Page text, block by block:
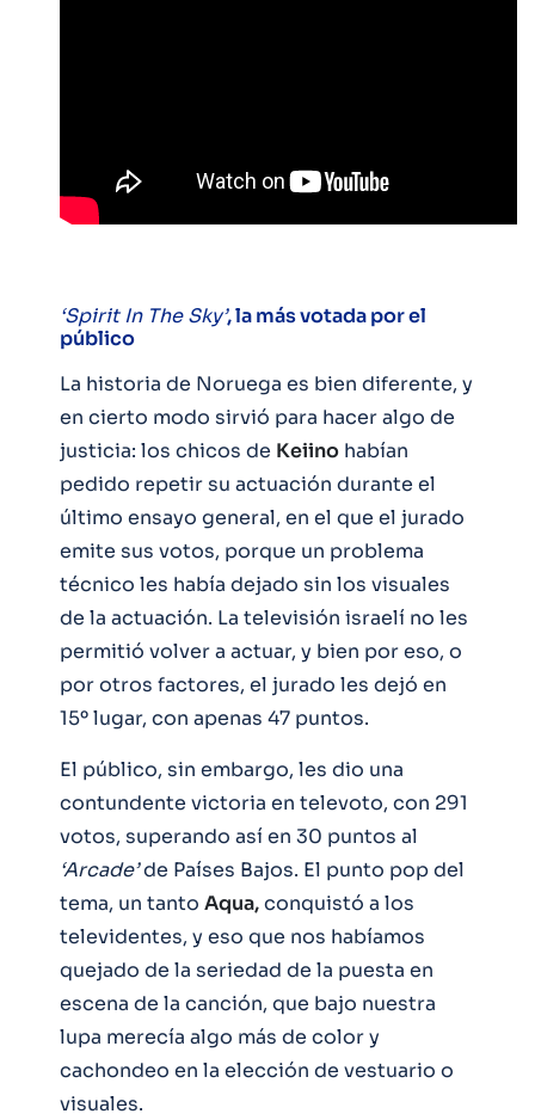
‘Spirit In The Sky’, la más votada por el
público
La historia de Noruega es bien diferente, y
en cierto modo sirvió para hacer algo de
justicia: los chicos de Keiino habían
pedido repetir su actuación durante el
último ensayo general, en el que el jurado
emite sus votos, porque un problema
técnico les había dejado sin los visuales
de la actuación. La televisión israelí no les
permitió volver a actuar, y bien por eso, o
por otros factores, el jurado les dejó en
15º lugar, con apenas 47 puntos.
El público, sin embargo, les dio una
contundente victoria en televoto, con 291
votos, superando así en 30 puntos al
‘Arcade’de Países Bajos. El punto pop del
tema, un tanto Aqua,conquistó a los
televidentes, y eso que nos habíamos
quejado de la seriedad de la puesta en
escena de la canción, que bajo nuestra
lupa merecía algo más de color y
cachondeo en la elección de vestuario o
visuales.